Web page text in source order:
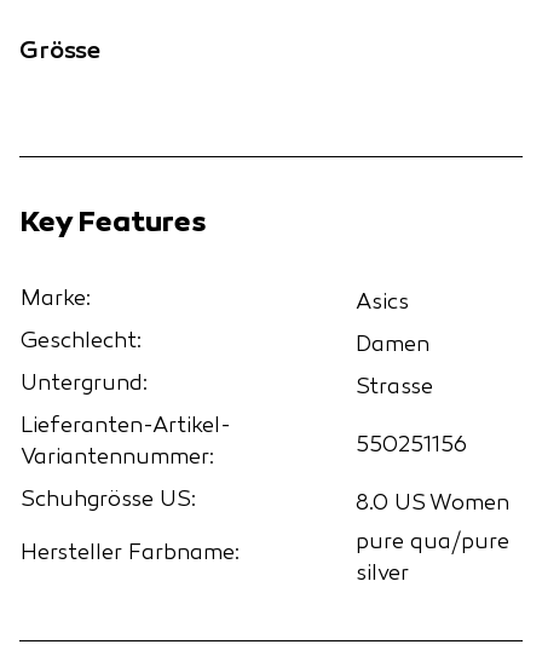
Grösse
Key Features
Marke:
Asics
Geschlecht:
Damen
Untergrund:
Strasse
Lieferanten-Artikel-
Variantennummer:
550251156
Schuhgrösse US:
8.0 US Women
Hersteller Farbname:
pure qua/pure
silver